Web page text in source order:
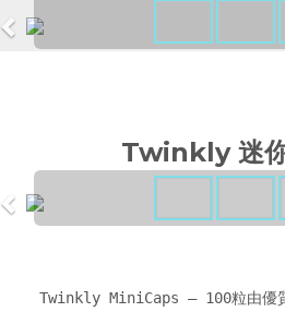
Twinkly 迷
Twinkly MiniCaps – 100粒由優